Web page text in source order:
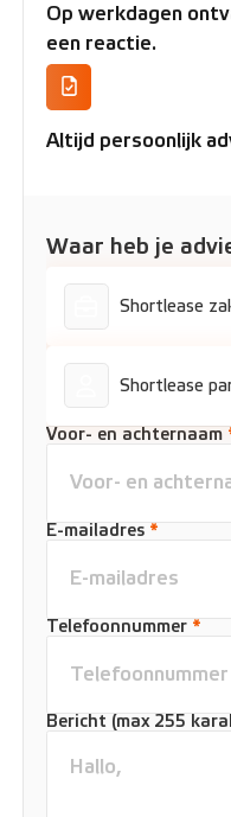
Op werkdagen
een reactie.
Altijd persoonlijk
Waar heb je
Shortlease
Shortlease
Voor- en achternaam
E-mailadres *
Telefoonnummer *
Bericht (max 255